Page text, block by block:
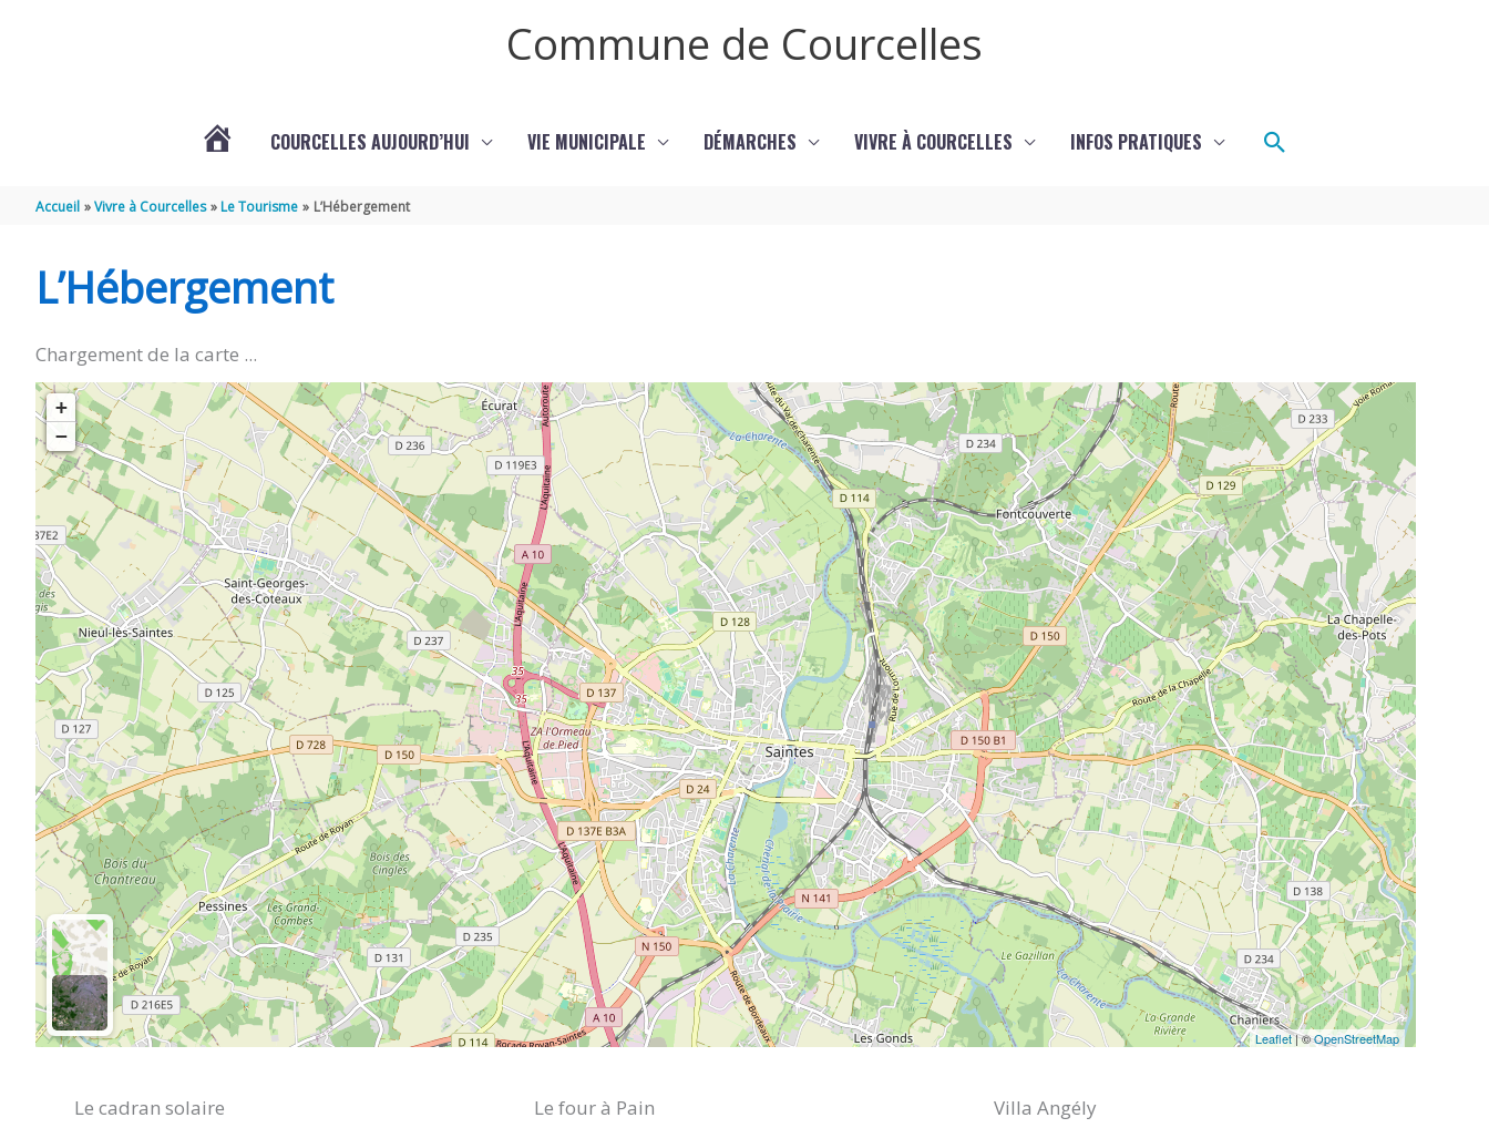
Commune de Courcelles
DE
COURCELLES
(17777)
COURCELLES AUJOURD’HUI VIE MUNICIPALE DÉMARCHES VIVRE À COURCELLES INFOS PRATIQUES Rechercher
Accueil Vivre à Courcelles Le Tourisme L’Hébergement
L’Hébergement
Chargement de la carte ...
+
−
Leaflet| ©OpenStreetMap
Le cadran solaire Le four à Pain Villa Angély